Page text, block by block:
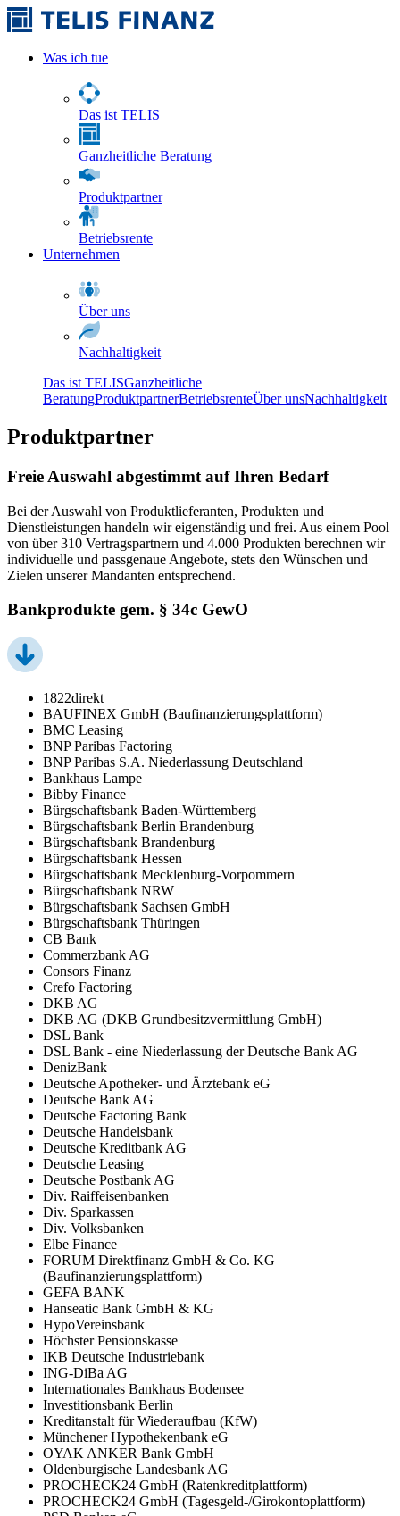
Was ich tue
Das ist TELIS
Ganzheitliche Beratung
Produktpartner
Betriebsrente
Unternehmen
Über uns
Nachhaltigkeit
Das ist TELISGanzheitliche
BeratungProduktpartnerBetriebsrenteÜber unsNachhaltigkeit
Produktpartner
Freie Auswahl abgestimmt auf Ihren Bedarf
Bei der Auswahl von Produktlieferanten, Produkten und
Dienstleistungen handeln wir eigenständig und frei. Aus einem Pool
von über 310 Vertragspartnern und 4.000 Produkten berechnen wir
individuelle und passgenaue Angebote, stets den Wünschen und
Zielen unserer Mandanten entsprechend.
Bankprodukte gem. § 34c GewO
1822direkt
BAUFINEX GmbH (Baufinanzierungsplattform)
BMC Leasing
BNP Paribas Factoring
BNP Paribas S.A. Niederlassung Deutschland
Bankhaus Lampe
Bibby Finance
Bürgschaftsbank Baden-Württemberg
Bürgschaftsbank Berlin Brandenburg
Bürgschaftsbank Brandenburg
Bürgschaftsbank Hessen
Bürgschaftsbank Mecklenburg-Vorpommern
Bürgschaftsbank NRW
Bürgschaftsbank Sachsen GmbH
Bürgschaftsbank Thüringen
CB Bank
Commerzbank AG
Consors Finanz
Crefo Factoring
DKB AG
DKB AG (DKB Grundbesitzvermittlung GmbH)
DSL Bank
DSL Bank - eine Niederlassung der Deutsche Bank AG
DenizBank
Deutsche Apotheker- und Ärztebank eG
Deutsche Bank AG
Deutsche Factoring Bank
Deutsche Handelsbank
Deutsche Kreditbank AG
Deutsche Leasing
Deutsche Postbank AG
Div. Raiffeisenbanken
Div. Sparkassen
Div. Volksbanken
Elbe Finance
FORUM Direktfinanz GmbH & Co. KG
(Baufinanzierungsplattform)
GEFA BANK
Hanseatic Bank GmbH & KG
HypoVereinsbank
Höchster Pensionskasse
IKB Deutsche Industriebank
ING-DiBa AG
Internationales Bankhaus Bodensee
Investitionsbank Berlin
Kreditanstalt für Wiederaufbau (KfW)
Münchener Hypothekenbank eG
OYAK ANKER Bank GmbH
Oldenburgische Landesbank AG
PROCHECK24 GmbH (Ratenkreditplattform)
PROCHECK24 GmbH (Tagesgeld-/Girokontoplattform)